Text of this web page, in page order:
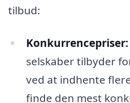
tilbud:
Konkurrencepriser:
selskaber tilbyder
ved at indhente
finde den mest